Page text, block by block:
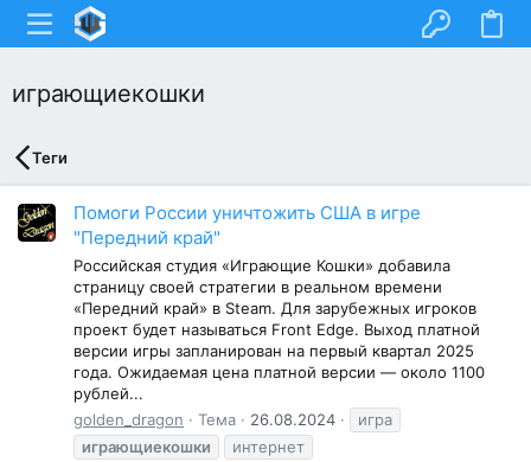
играющиекошки
Теги
Помоги России уничтожить США в игре
"Передний край"
Российская студия «Играющие Кошки» добавила
страницу своей стратегии в реальном времени
«Передний край» в Steam. Для зарубежных игроков
проект будет называться Front Edge. Выход платной
версии игры запланирован на первый квартал 2025
года. Ожидаемая цена платной версии — около 1100
рублей...
golden_dragon
Тема 26.08.2024
игра
играющиекошки
интернет